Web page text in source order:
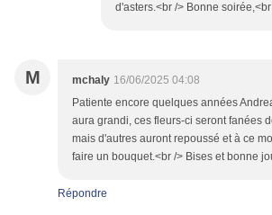
d'asters.<br /> Bonne
M mchaly 16/06/2025 04:08
Patiente encore quelques années
aura grandi, ces fleurs-ci seront fanées
mais d'autres auront repoussé et à ce
faire un bouquet.<br /> Bises et bonne
Répondre